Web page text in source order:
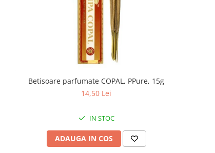
Betisoare parfumate COPAL, PPure, 15g
14,50 Lei
IN STOC
ADAUGA IN COS